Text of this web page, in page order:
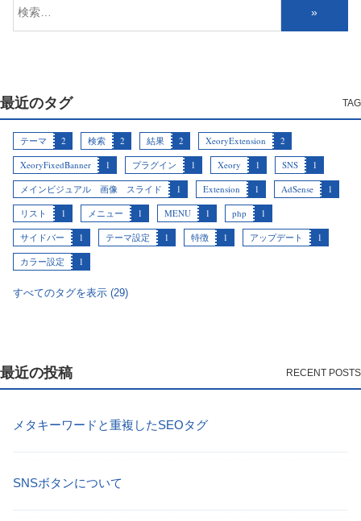
最近のタグ
テーマ 2 検索 2 結果 2 XeoryExtension
2
XeoryFixedBanner
1 プラグイン 1 Xeory 1 SNS
1
メインビジュアル 画像 スライド
1 Extension 1 AdSense
1
リスト
1 メニュー 1 MENU 1 php
1
サイドバー
1 テーマ設定 1 特徴 1 アップデート
1
カラー設定
1
すべてのタグを表示 (29)
最近の投稿
メタキーワードと重複したSEOタグ
SNSボタンについて